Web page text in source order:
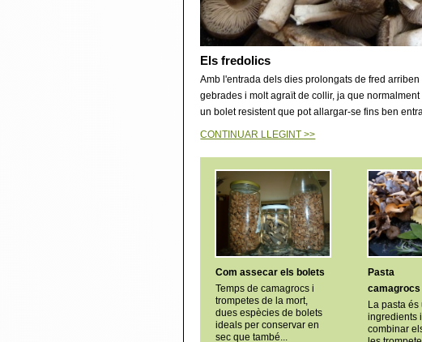
Els fredolics
Amb l'entrada dels dies prolongats de fred
gebrades i molt agraït de collir, ja que
un bolet resistent que pot allargar-se fins ben
CONTINUAR LLEGINT >>
Com assecar els bolets
Temps de camagrocs i
trompetes de la mort,
dues espècies de bolets
ideals per conservar en
sec que també...
camagrocs
La pasta és
ingredients
combinar